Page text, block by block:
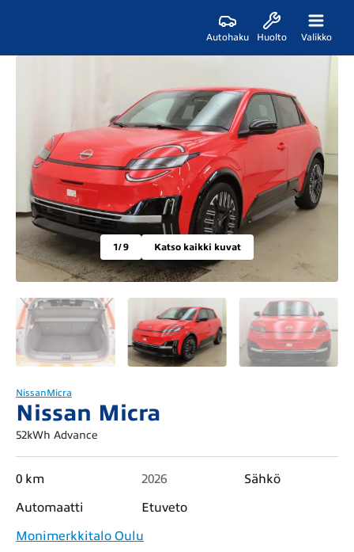
Autohaku Huolto Valikko
1/ 9 Katso kaikki kuvat
NissanMicra
Nissan Micra
52kWh Advance
0 km 2026
Sähkö
Automaatti
Etuveto
Monimerkkitalo Oulu